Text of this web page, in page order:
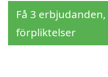
Få 3
förpliktelser